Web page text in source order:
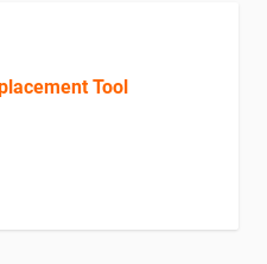
Tool